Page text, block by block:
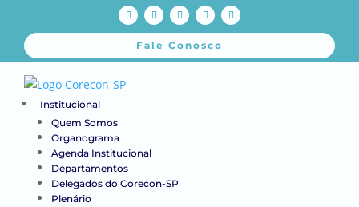
Fale Conosco
Institucional
Quem Somos
Organograma
Agenda Institucional
Departamentos
Delegados do Corecon-SP
Plenário